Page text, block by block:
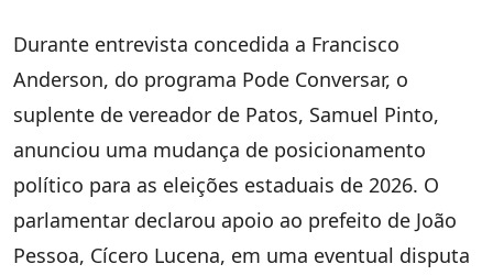
Durante entrevista concedida a Francisco
Anderson, do programa Pode Conversar, o
suplente de vereador de Patos, Samuel Pinto,
anunciou uma mudança de posicionamento
político para as eleições estaduais de 2026. O
parlamentar declarou apoio ao prefeito de João
Pessoa, Cícero Lucena, em uma eventual disputa